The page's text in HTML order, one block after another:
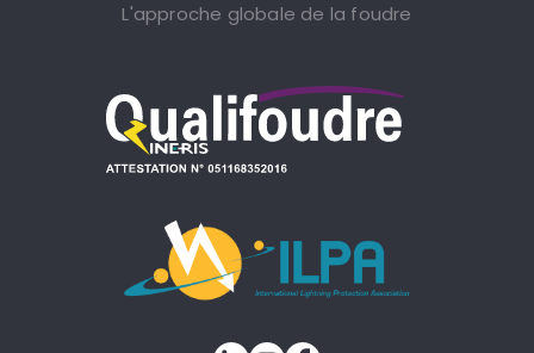
L'approche globale de la foudre